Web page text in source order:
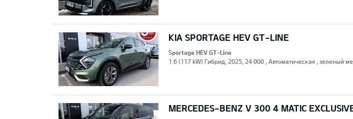
KIA SPORTAGE HEV GT-LINE
Sportage HEV GT-Line
1.6 (117 kW) Гибрид, 2025, 24 000 , Автоматическая , зеленый
MERCEDES-BENZ V 300 4 MATIC